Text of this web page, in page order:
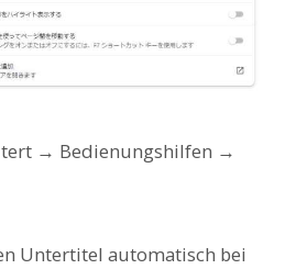
→ Bedienungshilfen →
Untertitel automatisch bei